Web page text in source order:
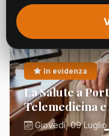
In evidenza
La Salute a
Telemedicina
Giovedì, 09 Luglio